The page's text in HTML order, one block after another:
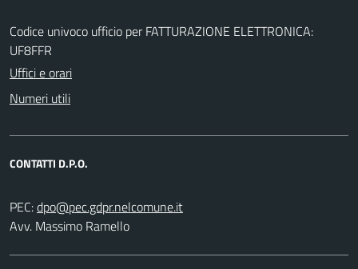
Codice univoco ufficio per FATTURAZIONE ELETTRONICA:
UF8FFR
Uffici e orari
Numeri utili
CONTATTI D.P.O.
PEC:
Avv. Massimo Ramello